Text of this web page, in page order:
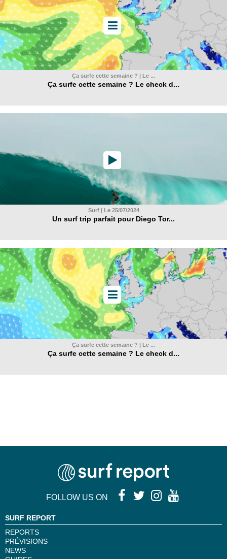
Ça surfe cette semaine ? | Le ...
Ça surfe cette semaine ? Le check d...
Surf | Le 25/07/2024
Un surf trip parfait pour Diego Tor...
Ça surfe cette semaine ? | Le ...
Ça surfe cette semaine ? Le check d...
FOLLOW US ON
SURF REPORT
REPORTS
PRÉVISIONS
NEWS